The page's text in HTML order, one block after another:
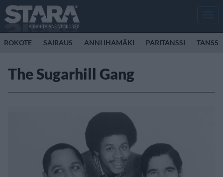
ROKOTE SAIRAUS ANNI IHAMÄKI PARITANSSI TANSSI
The Sugarhill Gang